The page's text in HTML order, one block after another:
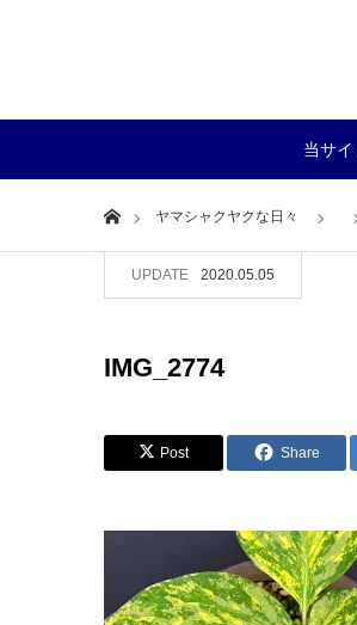
当サ
Homeヤマシャクヤクな日々
UPDATE 2020.05.05
IMG_2774
Post Share